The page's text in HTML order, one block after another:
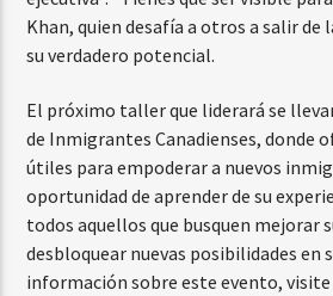
Khan, quien desafía a otros a salir
su verdadero potencial.
El próximo taller que liderará se
de Inmigrantes Canadienses, donde
útiles para empoderar a nuevos
oportunidad de aprender de su
todos aquellos que busquen mejorar
desbloquear nuevas posibilidades en
información sobre este evento,